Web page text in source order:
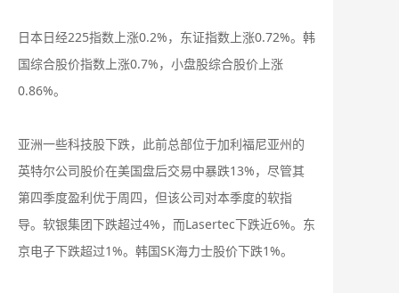
日本日经225指数上涨0.2%，东证指数上涨0.72%。韩
国综合股价指数上涨0.7%，小盘股综合股价上涨
0.86%。
亚洲一些科技股下跌，此前总部位于加利福尼亚州的
英特尔公司股价在美国盘后交易中暴跌13%，尽管其
第四季度盈利优于周四，但该公司对本季度的软指
导。软银集团下跌超过4%，而Lasertec下跌近6%。东
京电子下跌超过1%。韩国SK海力士股价下跌1%。